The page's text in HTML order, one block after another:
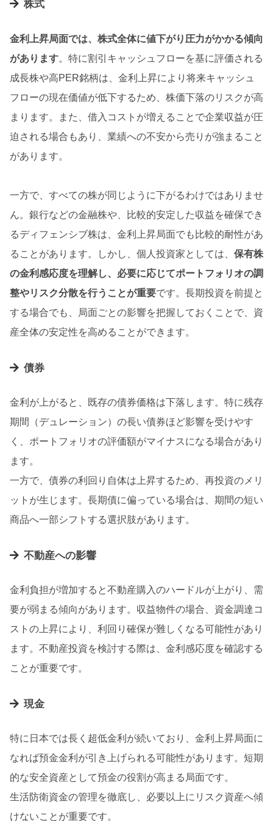
株式
金利上昇局面では、株式全体に値下がり圧力がかかる傾向
があります。特に割引キャッシュフローを基に評価される
成長株や高PER銘柄は、金利上昇により将来キャッシュ
フローの現在価値が低下するため、株価下落のリスクが高
まります。また、借入コストが増えることで企業収益が圧
迫される場合もあり、業績への不安から売りが強まること
があります。
一方で、すべての株が同じように下がるわけではありませ
ん。銀行などの金融株や、比較的安定した収益を確保でき
るディフェンシブ株は、金利上昇局面でも比較的耐性があ
ることがあります。しかし、個人投資家としては、 保有株
の金利感応度を理解し、必要に応じてポートフォリオの調
整やリスク分散を行うことが重要です。長期投資を前提と
する場合でも、局面ごとの影響を把握しておくことで、資
産全体の安定性を高めることができます。
債券
金利が上がると、既存の債券価格は下落します。特に残存
期間（デュレーション）の長い債券ほど影響を受けやす
く、ポートフォリオの評価額がマイナスになる場合があり
ます。
一方で、債券の利回り自体は上昇するため、再投資のメリ
ットが生じます。長期債に偏っている場合は、期間の短い
商品へ一部シフトする選択肢があります。
不動産への影響
金利負担が増加すると不動産購入のハードルが上がり、需
要が弱まる傾向があります。収益物件の場合、資金調達コ
ストの上昇により、利回り確保が難しくなる可能性があり
ます。不動産投資を検討する際は、金利感応度を確認する
ことが重要です。
現金
特に日本では長く超低金利が続いており、金利上昇局面に
なれば預金金利が引き上げられる可能性があります。短期
的な安全資産として預金の役割が高まる局面です。
生活防衛資金の管理を徹底し、必要以上にリスク資産へ傾
けないことが重要です。